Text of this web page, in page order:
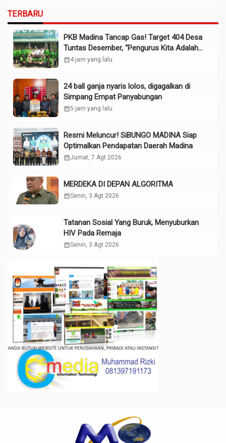
TERBARU
PKB Madina Tancap Gas! Target 404 Desa
Tuntas Desember, “Pengurus Kita Adalah
Tokoh”
calendar_month4 jam yang lalu
24 ball ganja nyaris lolos, digagalkan di
Simpang Empat Panyabungan
calendar_month5 jam yang lalu
Resmi Meluncur! SiBUNGO MADINA Siap
Optimalkan Pendapatan Daerah Madina
calendar_monthJumat, 7 Agt 2026
MERDEKA DI DEPAN ALGORITMA
calendar_monthSenin, 3 Agt 2026
Tatanan Sosial Yang Buruk, Menyuburkan
HIV Pada Remaja
calendar_monthSenin, 3 Agt 2026